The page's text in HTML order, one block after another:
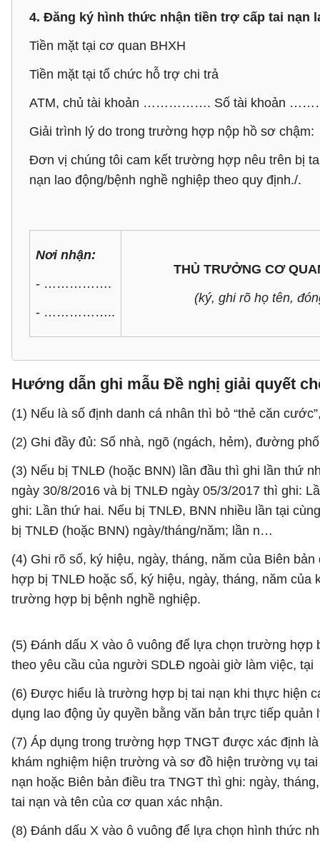
4. Đăng ký hình thức nhận tiền trợ cấp tai nạn
Tiền mặt tại cơ quan BHXH
Tiền mặt tại tổ chức hỗ trợ chi trả
ATM, chủ tài khoản ……………. Số tài khoản
Giải trình lý do trong trường hợp nộp hồ sơ chậm:
Đơn vị chúng tôi cam kết trường hợp nêu trên bị
nạn lao động/bệnh nghề nghiệp theo quy định./.
Nơi nhận:
- …………….
- ……………..
THỦ TRƯỞNG CƠ
(ký, ghi rõ họ tên,
Hướng dẫn ghi mẫu Đề nghị giải quyết
(1) Nếu là số định danh cá nhân thì bỏ “thẻ căn
(2) Ghi đầy đủ: Số nhà, ngõ (ngách, hẻm), đường
(3) Nếu bị TNLĐ (hoặc BNN) lần đầu thì ghi lần thứ
ngày 30/8/2016 và bị TNLĐ ngày 05/3/2017 thì ghi:
ghi: Lần thứ hai. Nếu bị TNLĐ, BNN nhiều lần tại
bị TNLĐ (hoặc BNN) ngày/tháng/năm; lần n…
(4) Ghi rõ số, ký hiệu, ngày, tháng, năm của Biên
hợp bị TNLĐ hoặc số, ký hiệu, ngày, tháng, năm
trường hợp bị bệnh nghề nghiệp.
(5) Đánh dấu X vào ô vuông để lựa chọn trường
theo yêu cầu của người SDLĐ ngoài giờ làm việc,
(6) Được hiểu là trường hợp bị tai nạn khi thực hiện
dụng lao động ủy quyền bằng văn bản trực tiếp
(7) Áp dụng trong trường hợp TNGT được xác định
khám nghiệm hiện trường và sơ đồ hiện trường vụ
nạn hoặc Biên bản điều tra TNGT thì ghi: ngày,
tai nạn và tên của cơ quan xác nhận.
(8) Đánh dấu X vào ô vuông để lựa chọn hình thức